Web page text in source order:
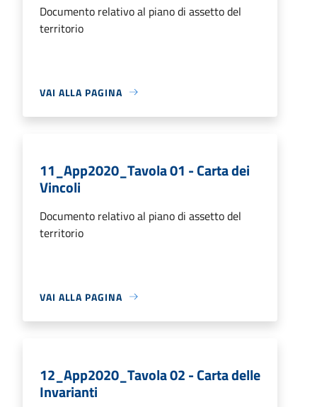
Documento relativo al piano di assetto del
territorio
VAI ALLA PAGINA
11_App2020_Tavola 01 - Carta dei
Vincoli
Documento relativo al piano di assetto del
territorio
VAI ALLA PAGINA
12_App2020_Tavola 02 - Carta delle
Invarianti